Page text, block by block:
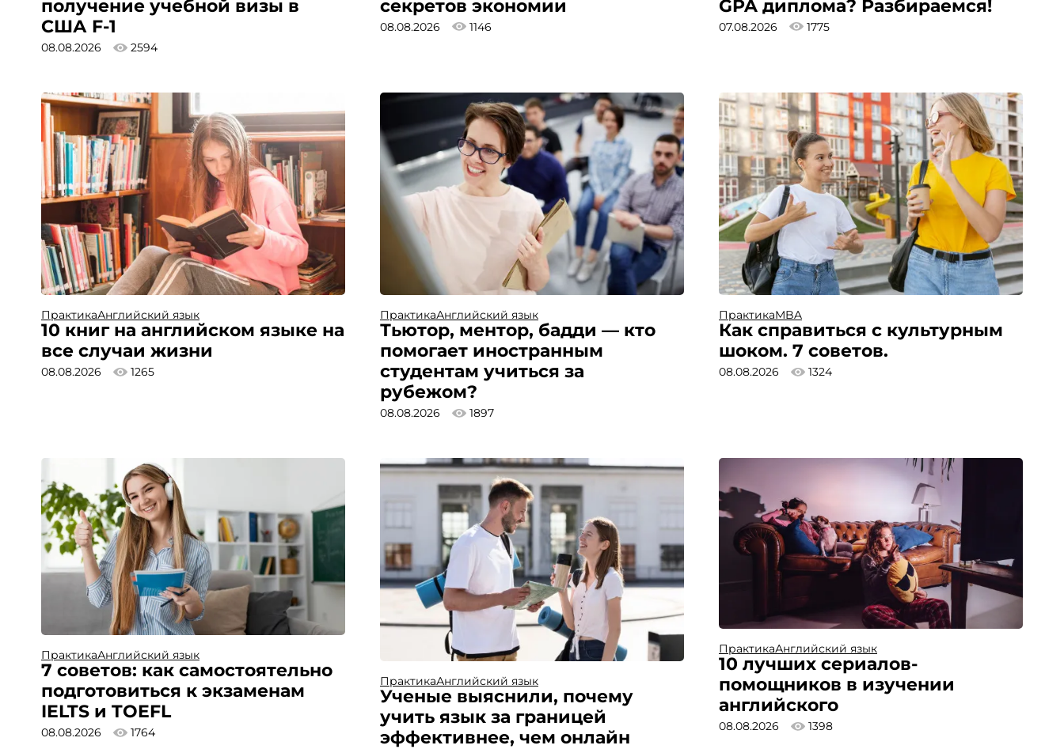
получение учебной визы в
США F-1
08.08.2026 2594
секретов экономии
08.08.2026 1146
GPA диплома? Разбираемся!
07.08.2026 1775
ПрактикаАнглийский язык
10 книг на английском языке на
все случаи жизни
08.08.2026 1265
ПрактикаАнглийский язык
Тьютор, ментор, бадди — кто
помогает иностранным
студентам учиться за
рубежом?
08.08.2026 1897
ПрактикаMBA
Как справиться с культурным
шоком. 7 советов.
08.08.2026 1324
ПрактикаАнглийский язык
7 советов: как самостоятельно
подготовиться к экзаменам
IELTS и TOEFL
08.08.2026 1764
ПрактикаАнглийский язык
Ученые выяснили, почему
учить язык за границей
эффективнее, чем онлайн
ПрактикаАнглийский язык
10 лучших сериалов-
помощников в изучении
английского
08.08.2026 1398